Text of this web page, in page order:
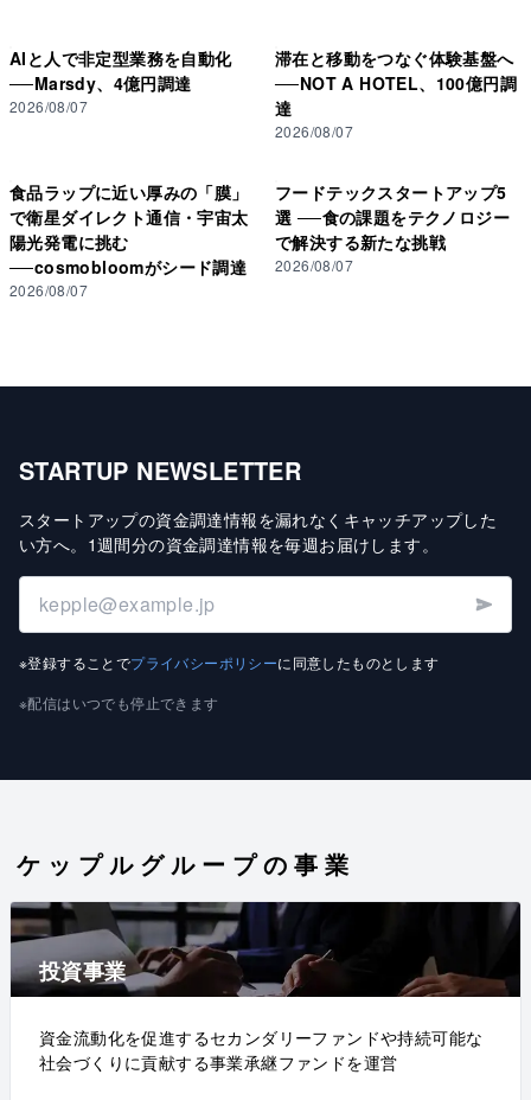
AIと人で非定型業務を自動化
──Marsdy、4億円調達
2026/08/07
滞在と移動をつなぐ体験基盤へ
──NOT A HOTEL、100億円調
達
2026/08/07
食品ラップに近い厚みの「膜」
で衛星ダイレクト通信・宇宙太
陽光発電に挑む
──cosmobloomがシード調達
2026/08/07
フードテックスタートアップ5
選 ──食の課題をテクノロジー
で解決する新たな挑戦
2026/08/07
STARTUP NEWSLETTER
スタートアップの資金調達情報を漏れなくキャッチアップした
い方へ。 1週間分の資金調達情報を毎週お届けします。
※登録することでプライバシーポリシーに同意したものとします
※配信はいつでも停止できます
ケップルグループの事業
投資事業
資金流動化を促進するセカンダリーファンドや持続可能な
社会づくりに貢献する事業承継ファンドを運営